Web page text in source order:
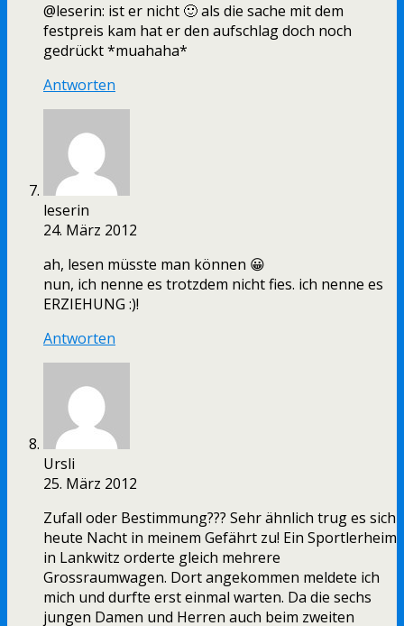
@leserin: ist er nicht 🙂 als die sache mit dem
festpreis kam hat er den aufschlag doch noch
gedrückt *muahaha*
Antworten
leserin
24. März 2012
ah, lesen müsste man können 😀
nun, ich nenne es trotzdem nicht fies. ich nenne es
ERZIEHUNG :)!
Antworten
Ursli
25. März 2012
Zufall oder Bestimmung??? Sehr ähnlich trug es sich
heute Nacht in meinem Gefährt zu! Ein Sportlerheim
in Lankwitz orderte gleich mehrere
Grossraumwagen. Dort angekommen meldete ich
mich und durfte erst einmal warten. Da die sechs
jungen Damen und Herren auch beim zweiten